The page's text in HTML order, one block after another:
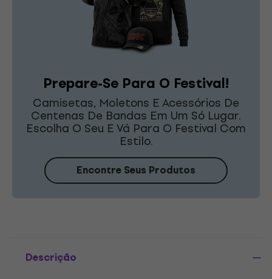
Prepare-Se Para O Festival!
Camisetas, Moletons E Acessórios De
Centenas De Bandas Em Um Só Lugar.
Escolha O Seu E Vá Para O Festival Com
Estilo.
Encontre Seus Produtos
Descrição